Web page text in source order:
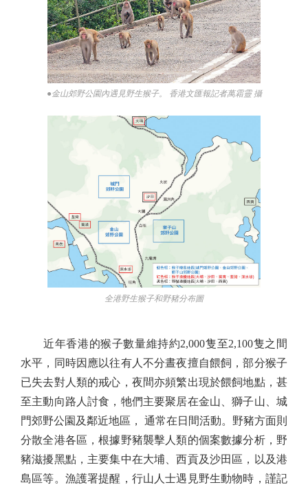
●金山郊野公園內遇見野生猴子。 香港文匯報記者萬霜靈 攝
全港野生猴子和野豬分布圖
近年香港的猴子數量維持約2,000隻至2,100隻之間
水平，同時因應以往有人不分晝夜擅自餵飼，部分猴子
已失去對人類的戒心，夜間亦頻繁出現於餵飼地點，甚
至主動向路人討食，牠們主要聚居在金山、獅子山、城
門郊野公園及鄰近地區， 通常在日間活動。野豬方面則
分散全港各區，根據野豬襲擊人類的個案數據分析，野
豬滋擾黑點，主要集中在大埔、西貢及沙田區，以及港
島區等。漁護署提醒，行山人士遇見野生動物時，謹記